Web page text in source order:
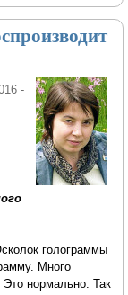
-
голограммы
Много
Это нормально. Так